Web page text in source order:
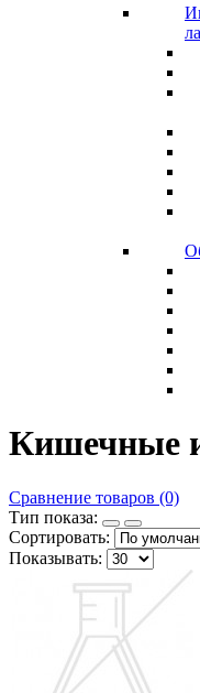
Кишечные
Сравнение товаров (0)
Тип показа:
Сортировать:
Показывать: